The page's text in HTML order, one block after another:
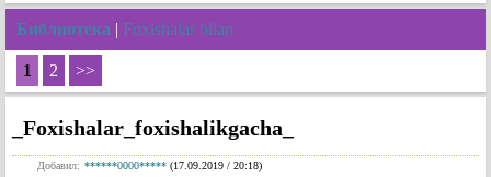
Библиотека | Foxishalar bilan
1 2 >>
_Foxishalar_foxishalikgacha_
Добавил: ******0000***** (17.09.2019 / 20:18)